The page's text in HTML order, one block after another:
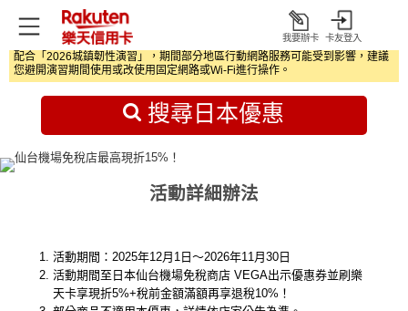
打
開
我要辦卡 卡友登入
配合「2026城鎮韌性演習」，期間部分地區行動網路服務可能受到影響，建議
您避開演習期間使用或改使用固定網路或Wi‑Fi進行操作。
首頁 日本旅遊優惠
搜尋日本優惠
活動詳細辦法
活動期間：2025年12月1日～2026年11月30日
活動期間至日本仙台機場免稅商店 VEGA出示優惠券並刷樂
天卡享現折5%+稅前金額滿額再享退稅10%！